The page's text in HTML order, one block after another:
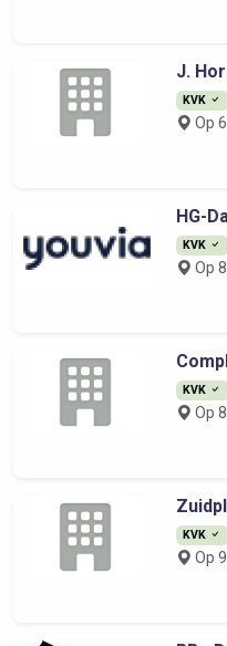
J.
KVK
Op
HG-
KVK
Op
KVK
Op
KVK
Op